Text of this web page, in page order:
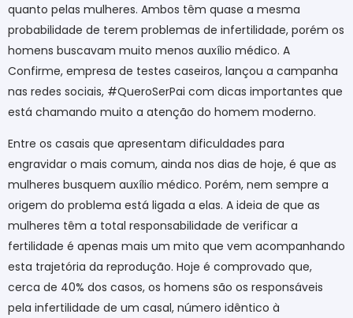
quanto pelas mulheres. Ambos têm quase a mesma
probabilidade de terem problemas de infertilidade, porém os
homens buscavam muito menos auxílio médico. A
Confirme, empresa de testes caseiros, lançou a campanha
nas redes sociais, #QueroSerPai com dicas importantes que
está chamando muito a atenção do homem moderno.
Entre os casais que apresentam dificuldades para
engravidar o mais comum, ainda nos dias de hoje, é que as
mulheres busquem auxílio médico. Porém, nem sempre a
origem do problema está ligada a elas. A ideia de que as
mulheres têm a total responsabilidade de verificar a
fertilidade é apenas mais um mito que vem acompanhando
esta trajetória da reprodução. Hoje é comprovado que,
cerca de 40% dos casos, os homens são os responsáveis
pela infertilidade de um casal, número idêntico à